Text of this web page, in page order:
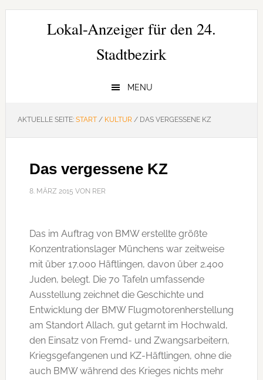
Zur
Hauptnavigation
Zum
Zur
SeitenspalteLokal-Anzeiger für den 24.
Stadtbezirk
MENU
AKTUELLE SEITE: START / KULTUR /DAS VERGESSENE KZ
Das vergessene KZ
8. MÄRZ 2015 VON RER
Das im Auftrag von BMW erstellte größte
Konzentrationslager Münchens war zeitweise
mit über 17.000 Häftlingen, davon über 2.400
Juden, belegt. Die 70 Tafeln umfassende
Ausstellung zeichnet die Geschichte und
Entwicklung der BMW Flugmotorenherstellung
am Standort Allach, gut getarnt im Hochwald,
den Einsatz von Fremd- und Zwangsarbeitern,
Kriegsgefangenen und KZ-Häftlingen, ohne die
auch BMW während des Krieges nichts mehr